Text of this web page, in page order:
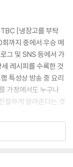
[냉장고를 부탁
까지 중에서 우승 메
그 및 SNS 등에서 가
레시피를 수록한 것
특성상 방송 중 요리
가정에서도 누구나
절하게 알려준다는 것
이 홈페이지에서 불
너무 간략해 제대로